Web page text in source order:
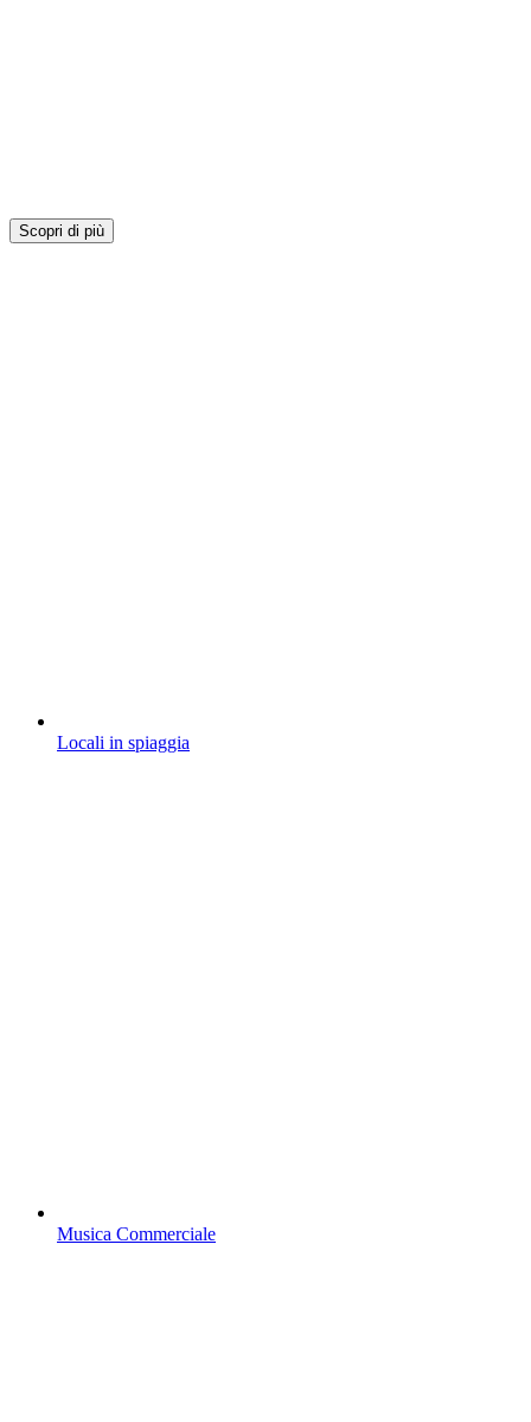
Scopri di più
Locali in spiaggia
Musica Commerciale